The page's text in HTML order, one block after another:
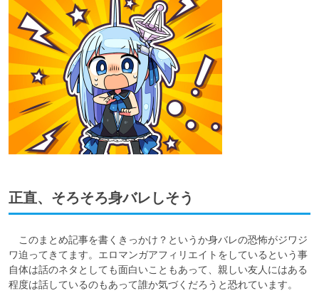
正直、そろそろ身バレしそう
このまとめ記事を書くきっかけ？というか身バレの恐怖がジワジ
ワ迫ってきてます。エロマンガアフィリエイトをしているという事
自体は話のネタとしても面白いこともあって、親しい友人にはある
程度は話しているのもあって誰か気づくだろうと恐れています。